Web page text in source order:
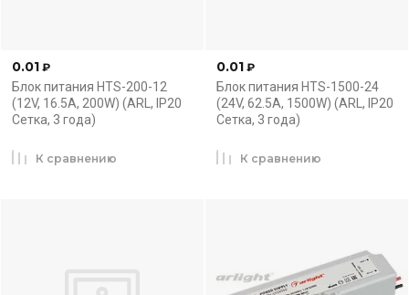
0.01 ₽
Блок питания HTS-200-12
(12V, 16.5A, 200W) (ARL, IP20
Сетка, 3 года)
К сравнению
0.01 ₽
Блок питания HTS-1500-24
(24V, 62.5A, 1500W) (ARL, IP20
Сетка, 3 года)
К сравнению